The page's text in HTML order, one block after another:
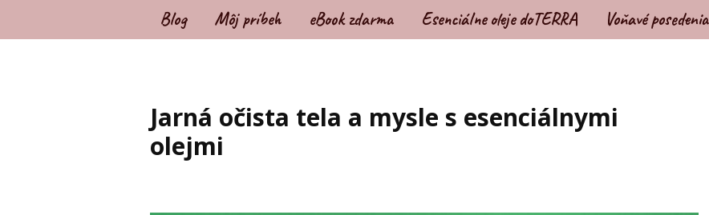
Blog Môj príbeh eBook zdarma Esenciálne oleje doTERRA Voňavé posedenia
Jarná očista tela a mysle s esenciálnymi
olejmi